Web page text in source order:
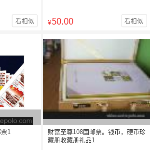
看相似 ¥50.00 看相似
1
财富至尊108国邮票。钱币，硬币珍
藏册收藏册礼品1